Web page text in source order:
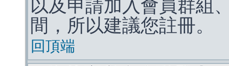
以及申請加入會員群組
間，所以建議您註冊。
回頂端